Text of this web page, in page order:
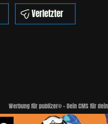
Verletzter
Werbung für publizer® - Dein CMS für